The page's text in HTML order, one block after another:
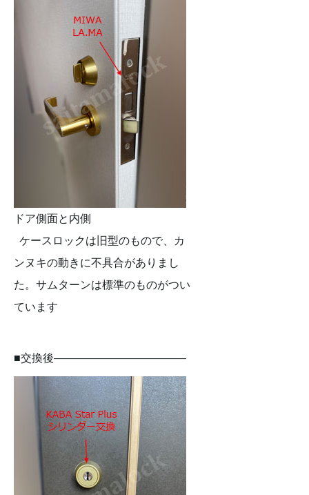
ドア側面と内側
ケースロックは旧型のもので、カ
ンヌキの動きに不具合がありまし
た。サムターンは標準のものがつい
ています
■交換後————————————